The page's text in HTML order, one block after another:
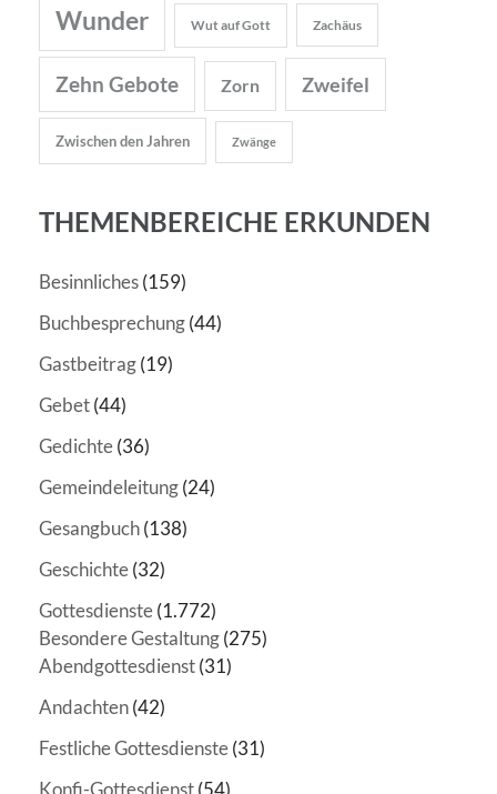
Wunder Wut auf Gott Zachäus
Zehn Gebote Zorn Zweifel
Zwischen den Jahren Zwänge
THEMENBEREICHE ERKUNDEN
Besinnliches(159)
Buchbesprechung(44)
Gastbeitrag(19)
Gebet(44)
Gedichte(36)
Gemeindeleitung(24)
Gesangbuch(138)
Geschichte(32)
Gottesdienste(1.772)
Besondere Gestaltung(275)
Abendgottesdienst(31)
Andachten(42)
Festliche Gottesdienste(31)
Konfi-Gottesdienst(54)